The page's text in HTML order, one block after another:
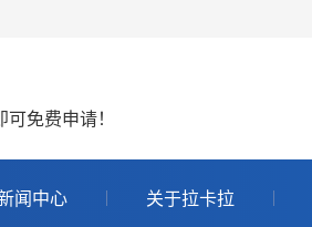
免费申请！
闻中心 关于拉卡拉